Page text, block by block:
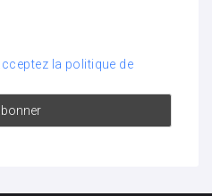
la politique de